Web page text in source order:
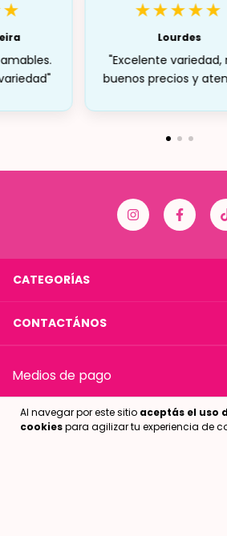
Al navegar por este sitio aceptás el uso
cookiespara agilizar tu experiencia de
Lourdes
"Excelente variedad,
buenos precios y
CATEGORÍAS
CONTACTÁNOS
Medios de pago